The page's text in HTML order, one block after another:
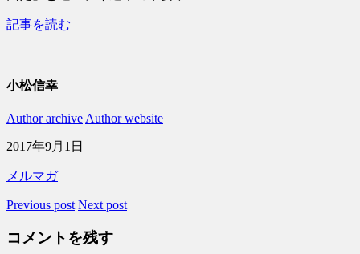
記事を読む
小松信幸
Author archiveAuthor website
2017年9月1日
メルマガ
Previous post Next post
コメントを残す